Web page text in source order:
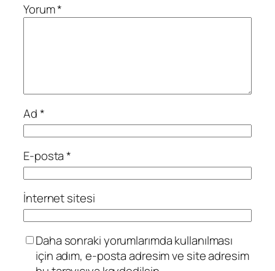
Yorum*
Ad*
E-posta*
İnternet sitesi
Daha sonraki yorumlarımda kullanılması
için adım, e-posta adresim ve site adresim